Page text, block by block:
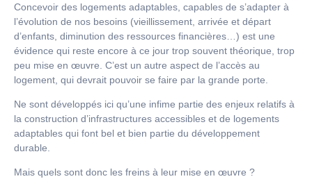
Concevoir des logements adaptables, capables de s’adapter à
l’évolution de nos besoins (vieillissement, arrivée et départ
d’enfants, diminution des ressources financières…) est une
évidence qui reste encore à ce jour trop souvent théorique, trop
peu mise en œuvre. C’est un autre aspect de l’accès au
logement, qui devrait pouvoir se faire par la grande porte.
Ne sont développés ici qu’une infime partie des enjeux relatifs à
la construction d’infrastructures accessibles et de logements
adaptables qui font bel et bien partie du développement
durable.
Mais quels sont donc les freins à leur mise en œuvre ?